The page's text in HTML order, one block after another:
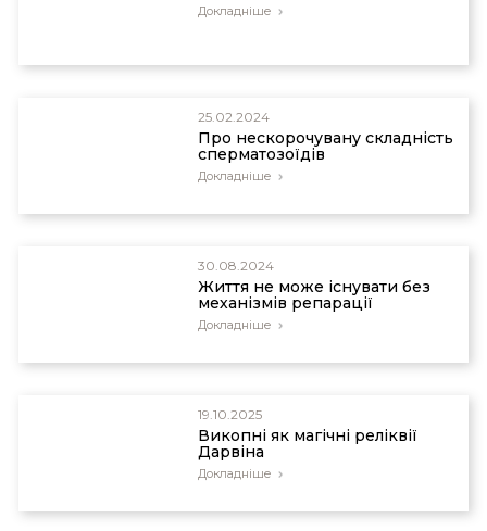
Докладніше
25.02.2024
Про нескорочувану складність
сперматозоїдів
Докладніше
30.08.2024
Життя не може існувати без
механізмів репарації
Докладніше
19.10.2025
Викопні як магічні реліквії
Дарвіна
Докладніше